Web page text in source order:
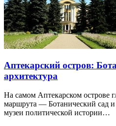
Аптекарский остров:
архитектура
На самом Аптекарском острове
маршрута — Ботанический
музеи политической истории…